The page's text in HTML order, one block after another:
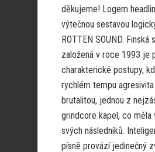
děkujeme! Logem
výtečnou sestavou
ROTTEN SOUND. Finská
založená v roce 1993 je
charakterické postupy,
rychlém tempu
brutalitou, jednou z
grindcore kapel, co měla
svých následníků.
písně provází jedinečný